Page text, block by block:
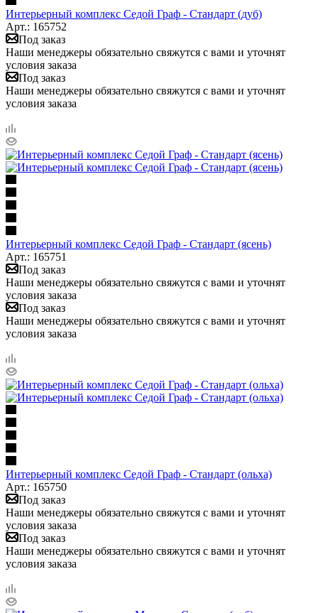
Интерьерный комплекс Седой Граф - Стандарт (дуб)
Арт.: 165752
Под заказ
Наши менеджеры обязательно свяжутся с вами и уточнят
условия заказа
Под заказ
Наши менеджеры обязательно свяжутся с вами и уточнят
условия заказа
Интерьерный комплекс Седой Граф - Стандарт (ясень)
Арт.: 165751
Под заказ
Наши менеджеры обязательно свяжутся с вами и уточнят
условия заказа
Под заказ
Наши менеджеры обязательно свяжутся с вами и уточнят
условия заказа
Интерьерный комплекс Седой Граф - Стандарт (ольха)
Арт.: 165750
Под заказ
Наши менеджеры обязательно свяжутся с вами и уточнят
условия заказа
Под заказ
Наши менеджеры обязательно свяжутся с вами и уточнят
условия заказа